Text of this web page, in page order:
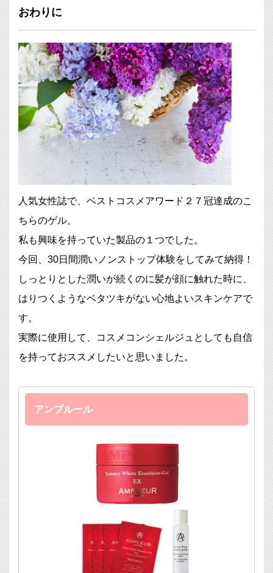
おわりに
人気女性誌で、ベストコスメアワード２７冠達成のこ
ちらのゲル。
私も興味を持っていた製品の１つでした。
今回、30日間潤いノンストップ体験をしてみて納得！
しっとりとした潤いが続くのに髪が顔に触れた時に、
はりつくようなベタツキがない心地よいスキンケアで
す。
実際に使用して、コスメコンシェルジュとしても自信
を持っておススメしたいと思いました。
アンプルール